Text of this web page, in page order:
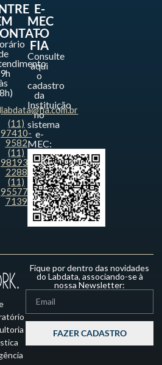
labdata@fia.com.br
(11)
97410-
9582
(11)
98193-
2288
(11)
95577-
7139
E-
MEC
-
FIA
Consulte
aqui
o
cadastro
da
Instituição
no
sistema
e-
MEC:
Fique por dentro das novidades
do Labdata, associando-se à
nossa Newsletter:
FAZER CADASTRO